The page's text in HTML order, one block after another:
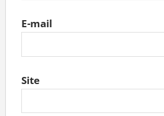
E-mail
Site